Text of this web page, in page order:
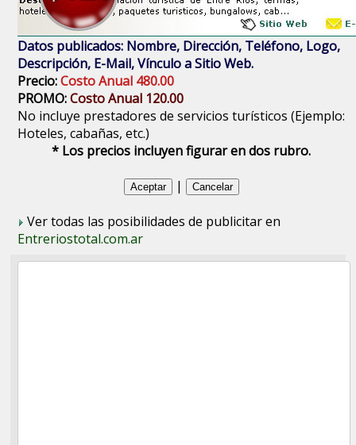
Datos publicados: Nombre, Dirección, Teléfono, Logo,
Descripción, E-Mail, Vínculo a Sitio Web.
Precio:Costo Anual 480.00
PROMO:Costo Anual 120.00
No incluye prestadores de servicios turísticos (Ejemplo:
Hoteles, cabañas, etc.)
* Los precios incluyen figurar en dos rubro.
|
Ver todas las posibilidades de publicitar en
Entreriostotal.com.ar